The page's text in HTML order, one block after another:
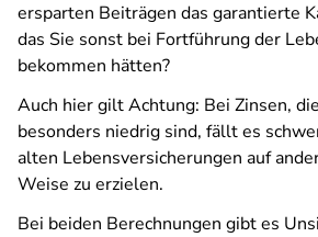
ersparten Beiträgen das garantierte
das Sie sonst bei Fortführung der
bekommen hätten?
Auch hier gilt Achtung: Bei Zinsen,
besonders niedrig sind, fällt es
alten Lebensversicherungen auf
Weise zu erzielen.
Bei beiden Berechnungen gibt es